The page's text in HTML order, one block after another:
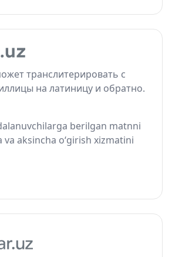
транслитерировать с
на латиницу и обратно.
berilgan matnni
aksincha o‘girish xizmatini